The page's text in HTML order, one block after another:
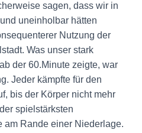
sagen, dass wir in
uneinholbar hätten
Nutzung der
Was unser stark
der 60.Minute zeigte, war
Jeder kämpfte für den
bis der Körper nicht mehr
spielstärksten
am Rande einer Niederlage.